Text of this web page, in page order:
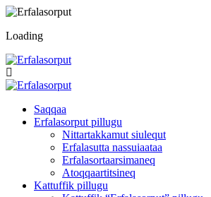
Loading
Saqqaa
Erfalasorput pillugu
Nittartakkamut siulequt
Erfalasutta nassuiaataa
Erfalasortaarsimaneq
Atoqqaartitsineq
Kattuffik pillugu